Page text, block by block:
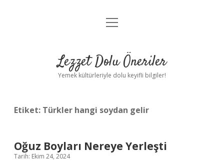
Anasayfa
Yasal Uyarı
menüyü
Lezzet Dolu Öneriler
Yemek kültürleriyle dolu keyifli bilgiler!
Etiket: Türkler hangi soydan gelir
Oğuz Boyları Nereye Yerleşti
Tarih: Ekim 24, 2024